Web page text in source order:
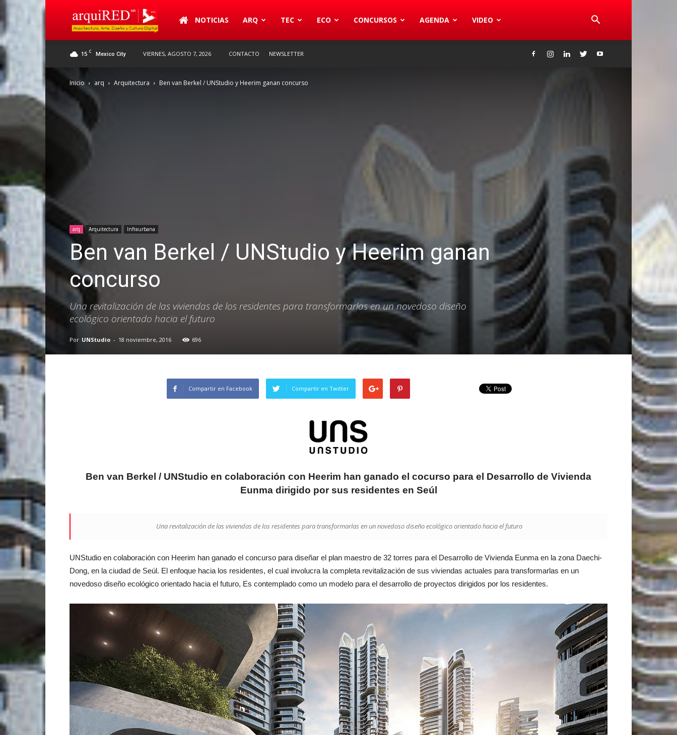
arquiREDNOTICIAS ARQ TEC ECO CONCURSOS AGENDA VIDEO
15 C Mexico City VIERNES, AGOSTO 7, 2026 CONTACTO NEWSLETTER
Inicio arq Arquitectura Ben van Berkel / UNStudio y Heerim ganan concurso
arq Arquitectura Infraurbana
Ben van Berkel / UNStudio y Heerim ganan
concurso
Una revitalización de las viviendas de los residentes para transformarlas en un novedoso diseño
ecológico orientado hacia el futuro
Por UNStudio - 18 noviembre, 2016 696
Compartir en Facebook Compartir en Twitter
Ben van Berkel / UNStudio en colaboración con Heerim han ganado el cocurso para el Desarrollo de Vivienda
Eunma dirigido por sus residentes en Seúl
Una revitalización de las viviendas de los residentes para transformarlas en un novedoso diseño ecológico orientado hacia el futuro
UNStudio en colaboración con Heerim han ganado el concurso para diseñar el plan maestro de 32 torres para el Desarrollo de Vivienda Eunma en la zona Daechi-
Dong, en la ciudad de Seúl. El enfoque hacia los residentes, el cual involucra la completa revitalización de sus viviendas actuales para transformarlas en un
novedoso diseño ecológico orientado hacia el futuro, Es contemplado como un modelo para el desarrollo de proyectos dirigidos por los residentes.